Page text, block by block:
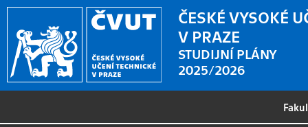
ČESKÉ VYSOKÉ
V PRAZE
STUDIJNÍ PLÁNY
2025/2026